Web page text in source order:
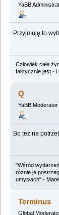
YaBB
Przyjmuję to
Człowiek całe
faktycznie jest - i
Q
YaBB Moderator
Bo też na
"Wśród
różnie je
umysłach" -
Terminus
Global